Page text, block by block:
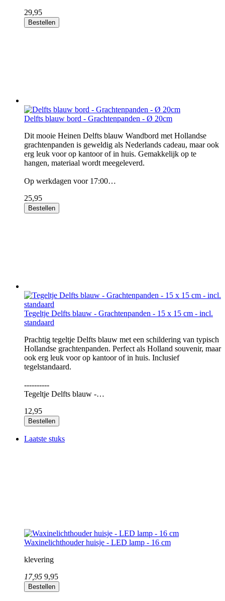
29,95
Bestellen
Delfts blauw bord - Grachtenpanden - Ø 20cm
Dit mooie Heinen Delfts blauw Wandbord met Hollandse
grachtenpanden is geweldig als Nederlands cadeau, maar ook
erg leuk voor op kantoor of in huis. Gemakkelijk op te
hangen, materiaal wordt meegeleverd.
Op werkdagen voor 17:00…
25,95
Bestellen
Tegeltje Delfts blauw - Grachtenpanden - 15 x 15 cm - incl.
standaard
Prachtig tegeltje Delfts blauw met een schildering van typisch
Hollandse grachtenpanden. Perfect als Holland souvenir, maar
ook erg leuk voor op kantoor of in huis. Inclusief
tegelstandaard.
----------
Tegeltje Delfts blauw -…
12,95
Bestellen
Laatste stuks
Waxinelichthouder huisje - LED lamp - 16 cm
klevering
17,95 9,95
Bestellen